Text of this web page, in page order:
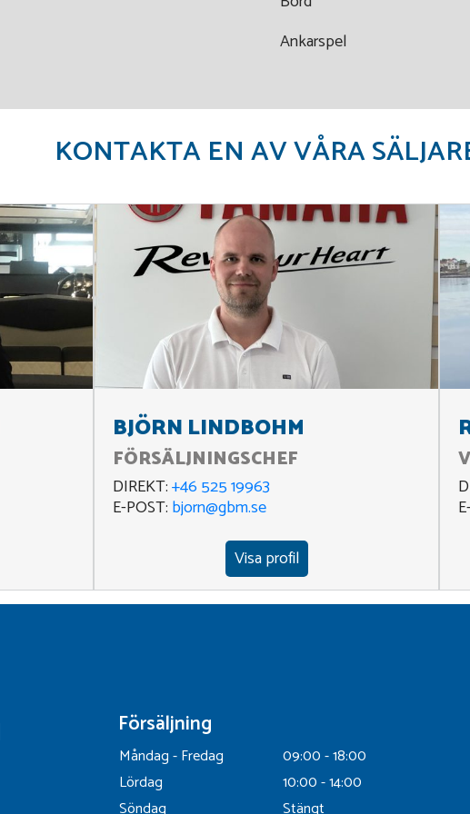
Ankarspel
KONTAKTA EN AV VÅRA
BJÖRN LINDBOHM
FÖRSÄLJNINGSCHEF
DIREKT:+46 525 19963
E-POST: bjorn@gbm.se
Visa profil
Försäljning
Måndag - Fredag
09:00 - 18:00
Lördag
10:00 - 14:00
Söndag
Stängt